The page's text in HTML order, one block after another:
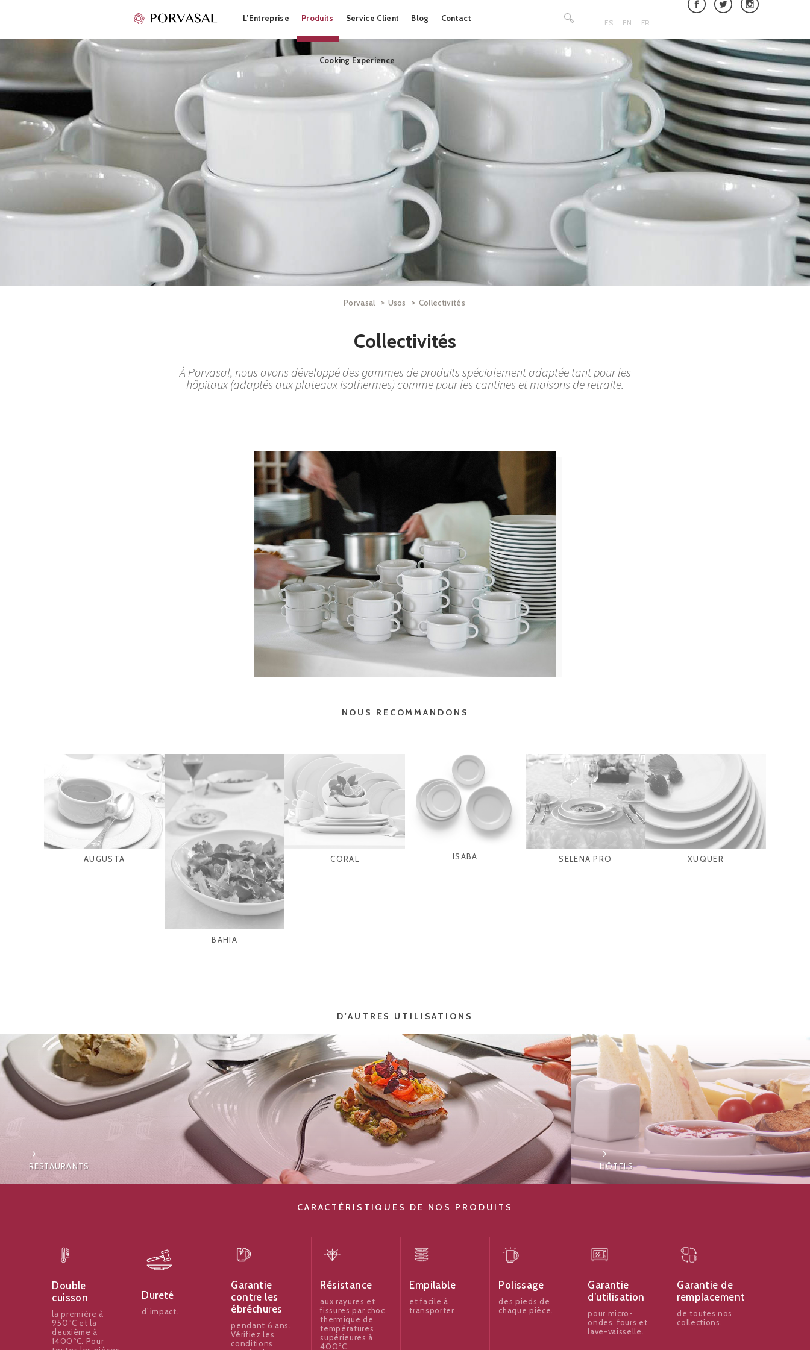
to
L’Entreprise Produits Service Client Blog Contact
Cooking Experience
ES EN FR
Porvasal > Usos > Collectivités
Collectivités
À Porvasal, nous avons développé des gammes de produits spécialement adaptée tant pour les
hôpitaux (adaptés aux plateaux isothermes) comme pour les cantines et maisons de retraite.
NOUS RECOMMANDONS
AUGUSTA
BAHIA
CORAL ISABA SELENA PRO XUQUER
D'AUTRES UTILISATIONS
RESTAURANTS HÔTELS
CARACTÉRISTIQUES DE NOS PRODUITS
Double
cuisson
la première à
950ºC et la
deuxième à
1400ºC. Pour
Dureté
d’impact.
Garantie
contre les
ébréchures
pendant 6 ans.
Vérifiez les
conditions
Résistance
aux rayures et
fissures par choc
thermique de
températures
supérieures à
400ºC.
Empilable
et facile à
transporter
Polissage
des pieds de
chaque pièce.
Garantie
d’utilisation
pour micro-
ondes, fours et
lave-vaisselle.
Garantie de
remplacement
de toutes nos
collections.